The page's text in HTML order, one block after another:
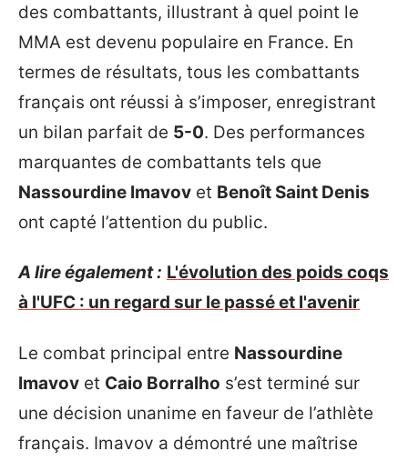
des combattants, illustrant à quel point le
MMA est devenu populaire en France. En
termes de résultats, tous les combattants
français ont réussi à s’imposer, enregistrant
un bilan parfait de 5-0. Des performances
marquantes de combattants tels que
Nassourdine Imavov et Benoît Saint Denis
ont capté l’attention du public.
A lire également : L'évolution des poids coqs
à l'UFC : un regard sur le passé et l'avenir
Le combat principal entre Nassourdine
Imavov et Caio Borralho s’est terminé sur
une décision unanime en faveur de l’athlète
français. Imavov a démontré une maîtrise